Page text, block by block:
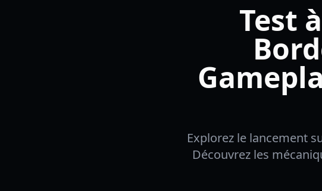
Test
Explorez le lancement
Découvrez les